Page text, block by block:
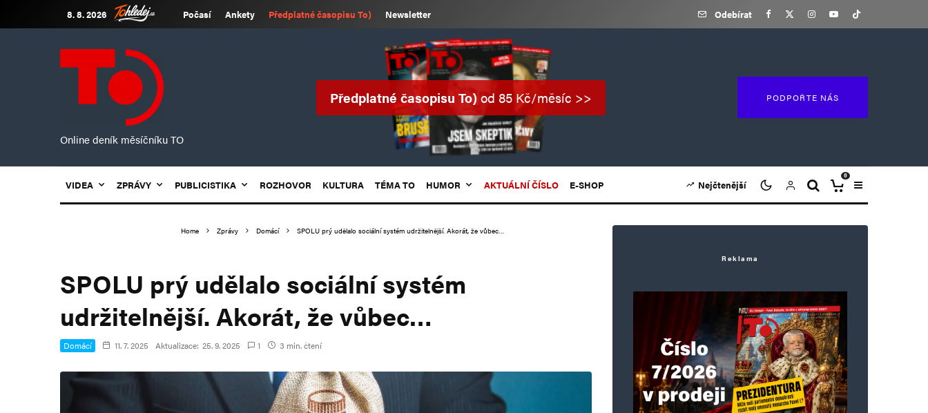
8. 8. 2026 Počasí Ankety Předplatné časopisu To) Newsletter Odebírat
Online deník měsíčníku TO
Předplatné časopisu To)od 85 Kč/měsíc >> PODPOŘTE NÁS
VIDEA ZPRÁVY PUBLICISTIKA ROZHOVOR KULTURA TÉMA TO HUMOR AKTUÁLNÍ ČÍSLO E-SHOP Nejčtenější
0
Home Zprávy Domácí SPOLU prý udělalo sociální systém udržitelnější. Akorát, že vůbec…
SPOLU prý udělalo sociální systém
udržitelnější. Akorát, že vůbec…
Domácí 11. 7. 2025 Aktualizace: 25. 9. 2025 1 3 min. čtení
Reklama